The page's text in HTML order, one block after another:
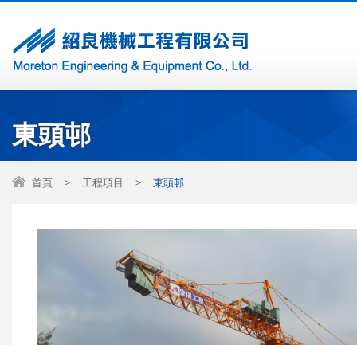
東頭邨
首頁 > 工程項目 > 東頭邨